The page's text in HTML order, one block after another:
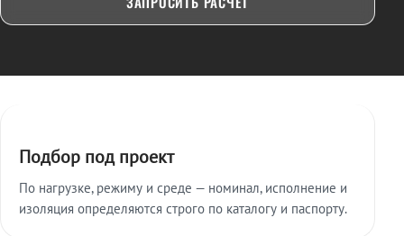
Подбор под проект
По нагрузке, режиму и среде — номинал, исполнение и
изоляция определяются строго по каталогу и паспорту.